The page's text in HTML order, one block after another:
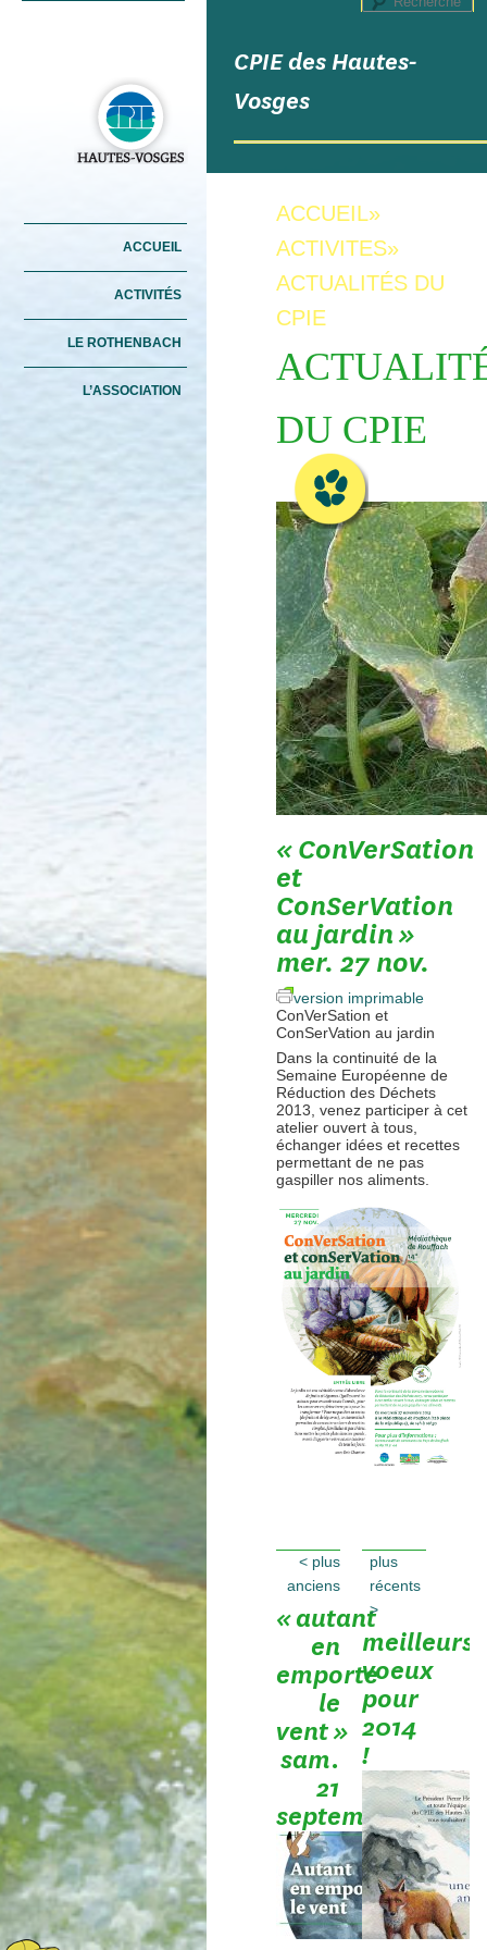
ALLER AU CONTENU
PRINCIPAL
ALLER AU CONTENU
SECONDAIRE
ACCUEIL
ACTIVITÉS
LE ROTHENBACH
L’ASSOCIATION
CPIE des Hautes-
Vosges
ACCUEIL»
ACTIVITES»
ACTUALITÉS DU
CPIE
DU CPIE
« ConVerSation
et
ConSerVation
au jardin »
mer. 27 nov.
version imprimable
ConVerSation et
ConSerVation au jardin
Dans la continuité de la
Semaine Européenne de
Réduction des Déchets
2013, venez participer à cet
atelier ouvert à tous,
échanger idées et recettes
permettant de ne pas
gaspiller nos aliments.
< plus
anciens
« autant
en
emporte
le
vent »
sam.
21
septembre
plus
récents
>
meilleurs
voeux
pour
2014
!